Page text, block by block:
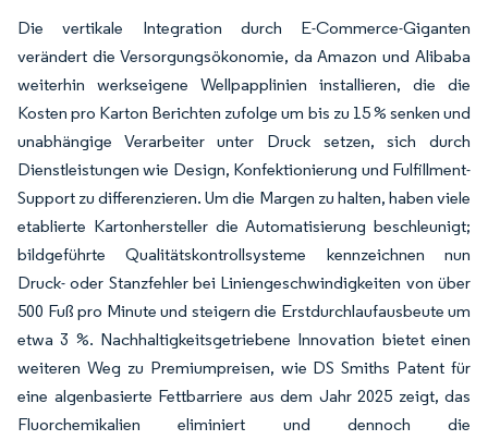
Die vertikale Integration durch E-Commerce-Giganten
verändert die Versorgungsökonomie, da Amazon und Alibaba
weiterhin werkseigene Wellpapplinien installieren, die die
Kosten pro Karton Berichten zufolge um bis zu 15 % senken und
unabhängige Verarbeiter unter Druck setzen, sich durch
Dienstleistungen wie Design, Konfektionierung und Fulfillment-
Support zu differenzieren. Um die Margen zu halten, haben viele
etablierte Kartonhersteller die Automatisierung beschleunigt;
bildgeführte Qualitätskontrollsysteme kennzeichnen nun
Druck- oder Stanzfehler bei Liniengeschwindigkeiten von über
500 Fuß pro Minute und steigern die Erstdurchlaufausbeute um
etwa 3 %. Nachhaltigkeitsgetriebene Innovation bietet einen
weiteren Weg zu Premiumpreisen, wie DS Smiths Patent für
eine algenbasierte Fettbarriere aus dem Jahr 2025 zeigt, das
Fluorchemikalien eliminiert und dennoch die